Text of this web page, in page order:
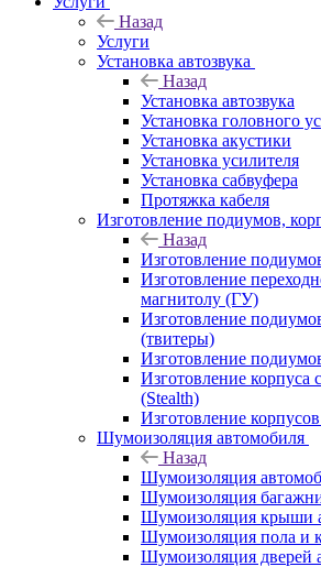
Назад
Услуги
Установка автозвука
Назад
Установка автозвука
Установка головного
Установка акустики
Установка усилителя
Установка сабвуфера
Протяжка кабеля
Изготовление подиумов,
Назад
Изготовление
Изготовление
магнитолу (ГУ)
Изготовление
(твитеры)
Изготовление
Изготовление корпуса
(Stealth)
Изготовление
Шумоизоляция автомобиля
Назад
Шумоизоляция
Шумоизоляция
Шумоизоляция крыши
Шумоизоляция пола и
Шумоизоляция дверей